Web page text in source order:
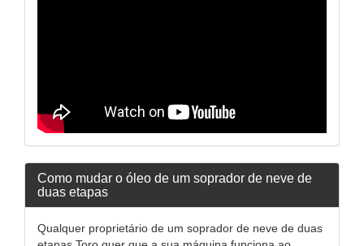
Como mudar o óleo de um soprador de neve de
duas etapas
Qualquer proprietário de um soprador de neve de duas